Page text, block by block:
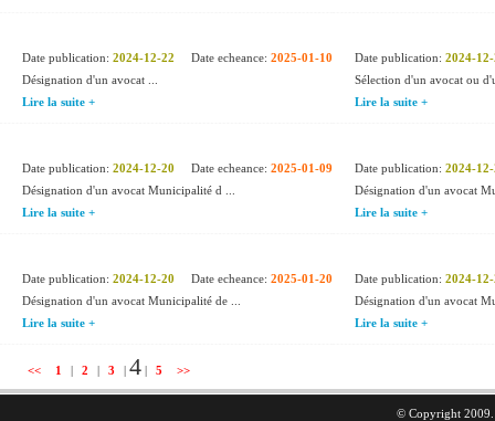
Date publication: 2024-12-22 Date echeance: 2025-01-10
Désignation d'un avocat ...
Lire la suite +
Date publication: 2024-
Sélection d'un avocat ou
Lire la suite +
Date publication: 2024-12-20 Date echeance: 2025-01-09
Désignation d'un avocat Municipalité d ...
Lire la suite +
Date publication: 2024-
Désignation d'un avocat
Lire la suite +
Date publication: 2024-12-20 Date echeance: 2025-01-20
Désignation d'un avocat Municipalité de ...
Lire la suite +
Date publication: 2024-
Désignation d'un avocat
Lire la suite +
<< 1 | 2 | 3 | 4 | 5 >>
© Copyright 2009.